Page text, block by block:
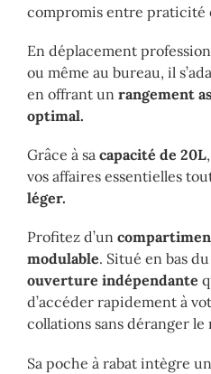
compromis entre praticité
En déplacement
ou même au bureau, il
en offrant un rangement
optimal.
Grâce à sa capacité de 20L
vos affaires essentielles
léger.
Profitez d’un
modulable. Situé en bas
ouverture indépendante
d’accéder rapidement à
collations sans déranger le
Sa poche à rabat intègre un